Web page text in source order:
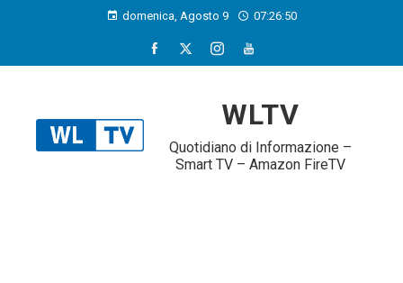
domenica, Agosto 9 07:26:51
WLTV
Quotidiano di Informazione –
Smart TV – Amazon FireTV